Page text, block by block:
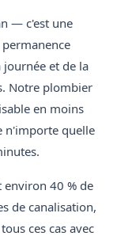
— c'est une
et de la
Notre plombier
en moins
n'importe quelle
environ 40 % de
de canalisation,
ces cas avec